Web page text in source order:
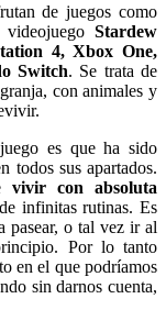
de juegos como
videojuegoStardew
4, Xbox One,
Switch. Se trata de
con animales y
es que ha sido
todos sus apartados.
vivir con absoluta
infinitas rutinas. Es
pasear, o tal vez ir al
Por lo tanto
en el que podríamos
sin darnos cuenta,